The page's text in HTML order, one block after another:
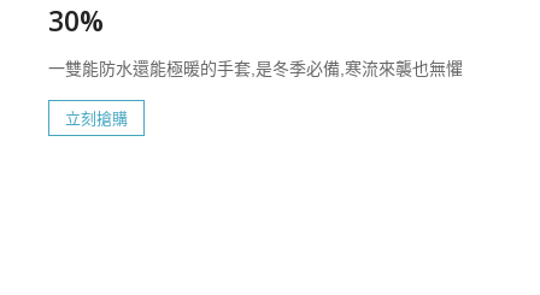
30%
一雙能防水還能極暖的手套,是冬季必備,寒流來襲也無懼
立刻搶購